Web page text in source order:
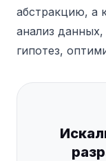
абстракцию, а
анализ данных,
гипотез,